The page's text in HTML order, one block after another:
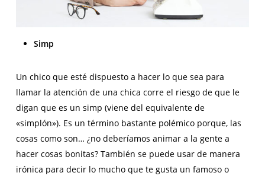
Simp
Un chico que esté dispuesto a hacer lo que sea para
llamar la atención de una chica corre el riesgo de que le
digan que es un simp (viene del equivalente de
«simplón»). Es un término bastante polémico porque, las
cosas como son… ¿no deberíamos animar a la gente a
hacer cosas bonitas? También se puede usar de manera
irónica para decir lo mucho que te gusta un famoso o